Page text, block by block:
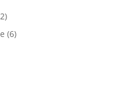
(6)